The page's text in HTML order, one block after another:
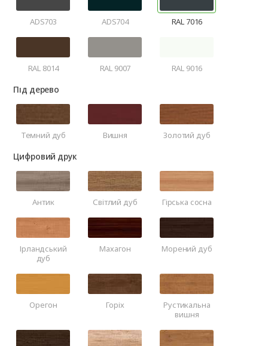
ADS703 ADS704 RAL 7016
RAL 8014 RAL 9007 RAL 9016
Під дерево
Темний дуб Вишня Золотий дуб
Цифровий друк
Антик Світлий дуб Гірська сосна
Ірландський
дуб
Махагон Морений дуб
Орегон Горіх
Рустикальна
вишня